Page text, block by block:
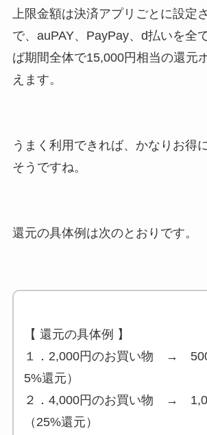
上限金額は決済アプリごとに設定
で、auPAY、PayPay、d払いを全
ば期間全体で15,000円相当の還元
えます。
うまく利用できれば、かなりお得
そうですね。
還元の具体例は次のとおりです。
【 還元の具体例 】
１．2,000円のお買い物 →
5%還元）
２．4,000円のお買い物 →
（25%還元）